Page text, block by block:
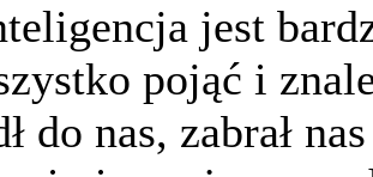
jest
pojąć i
do nas, zabrał